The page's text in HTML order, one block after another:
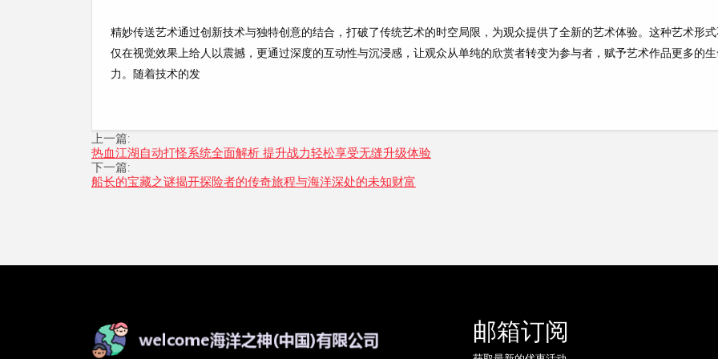
精妙传送艺术通过创新技术与独特创意的结合，打破了传统艺术的时空局限，为观众提供了全新的艺术体验。这种艺术形
仅在视觉效果上给人以震撼，更通过深度的互动性与沉浸感，让观众从单纯的欣赏者转变为参与者，赋予艺术作品更多的
力。随着技术的发
上一篇:
热血江湖自动打怪系统全面解析 提升战力轻松享受无缝升级体验
下一篇:
船长的宝藏之谜揭开探险者的传奇旅程与海洋深处的未知财富
邮箱订阅